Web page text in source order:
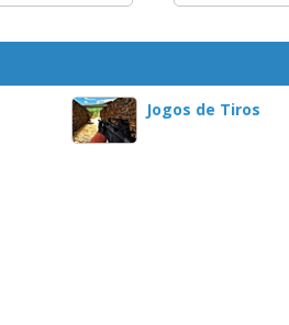
Jogos de Tiros